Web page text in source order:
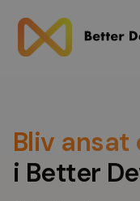
Bliv ansat
i Better